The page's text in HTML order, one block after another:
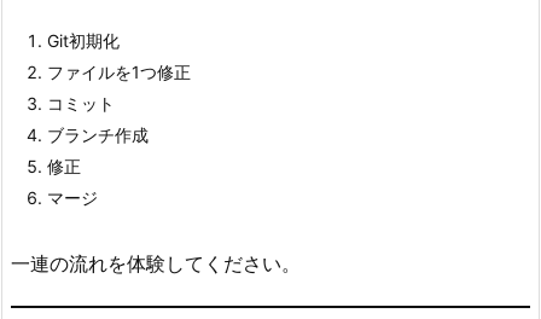
Git初期化
ファイルを1つ修正
コミット
ブランチ作成
修正
マージ
一連の流れを体験してください。